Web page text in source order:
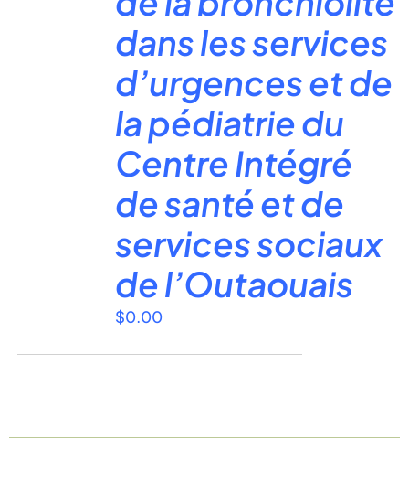
dans les services
d’urgences et de
la pédiatrie du
Centre Intégré
de santé et de
services sociaux
de l’Outaouais
$0.00